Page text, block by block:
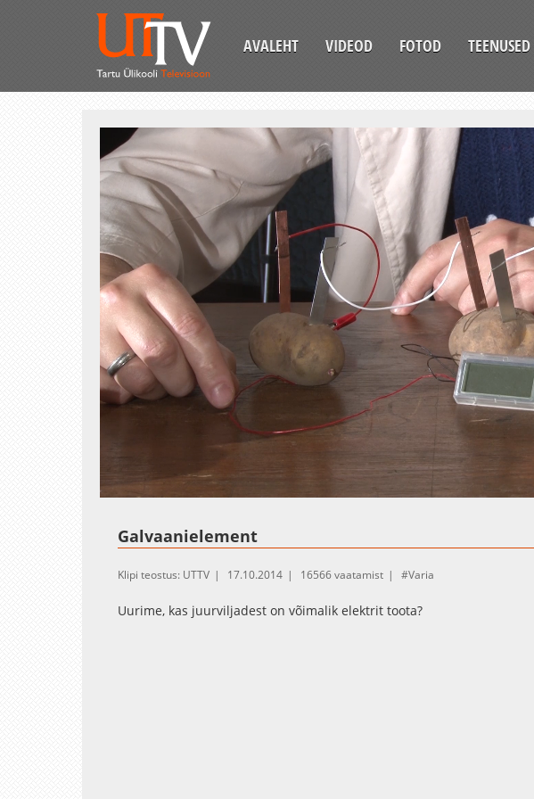
AVALEHT VIDEOD FOTOD TEENUSED
Galvaanielement
Klipi teostus: UTTV 17.10.2014 16566 vaatamist Varia
Uurime, kas juurviljadest on võimalik elektrit toota?